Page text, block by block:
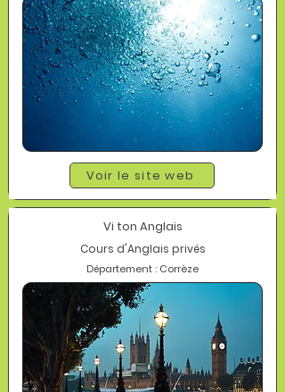
Voir le site web
Vi ton Anglais
Cours d'Anglais privés
Département : Corrèze